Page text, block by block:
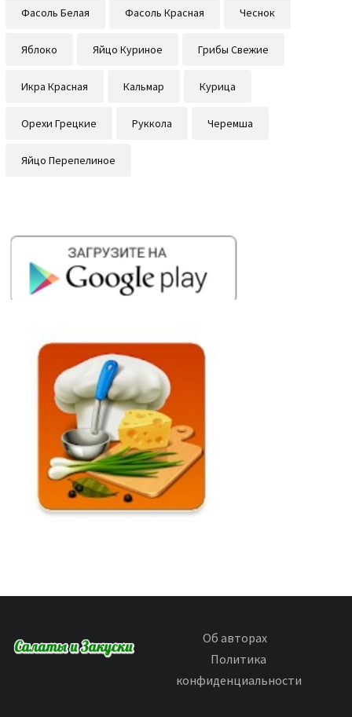
Фасоль Белая Фасоль Красная Чеснок
Яблоко Яйцо Куриное Грибы Свежие
Икра Красная Кальмар Курица
Орехи Грецкие Руккола Черемша
Яйцо Перепелиное
Об авторах
Политика
конфиденциальности